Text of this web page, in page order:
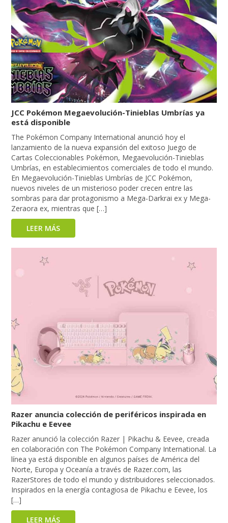
JCC Pokémon Megaevolución-Tinieblas Umbrías ya
está disponible
The Pokémon Company International anunció hoy el
lanzamiento de la nueva expansión del exitoso Juego de
Cartas Coleccionables Pokémon, Megaevolución-Tinieblas
Umbrías, en establecimientos comerciales de todo el mundo.
En Megaevolución-Tinieblas Umbrías de JCC Pokémon,
nuevos niveles de un misterioso poder crecen entre las
sombras para dar protagonismo a Mega-Darkrai ex y Mega-
Zeraora ex, mientras que […]
LEER MÁS
Razer anuncia colección de periféricos inspirada en
Pikachu e Eevee
Razer anunció la colección Razer | Pikachu & Eevee, creada
en colaboración con The Pokémon Company International. La
línea ya está disponible en algunos países de América del
Norte, Europa y Oceanía a través de Razer.com, las
RazerStores de todo el mundo y distribuidores seleccionados.
Inspirados en la energía contagiosa de Pikachu e Eevee, los
[…]
LEER MÁS